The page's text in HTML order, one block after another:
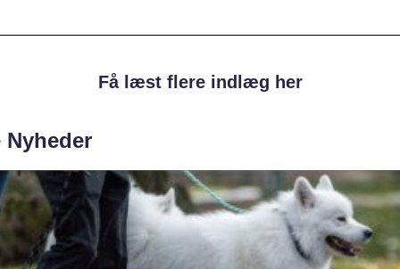
Få læst flere indlæg her
Nyheder